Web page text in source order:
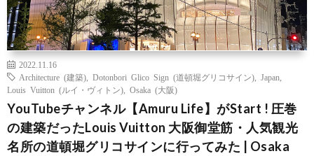
2022.11.16
Architecture (建築)
Dotonbori Glico Sign (道頓堀グリコサイン) Japan
Louis Vuitton (ルイ・ヴィトン)
Osaka (大阪)
YouTubeチャンネル【Amuru Life】がStart ! 圧巻
の建築だったLouis Vuitton 大阪御堂筋・人気観光
名所の道頓堀グリコサインに行ってみた | Osaka